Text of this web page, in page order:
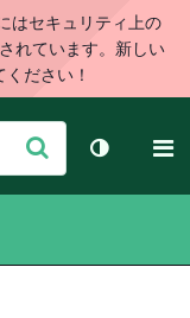
はセキュリティ上の
れています。新しい
ださい！
信
テーマを